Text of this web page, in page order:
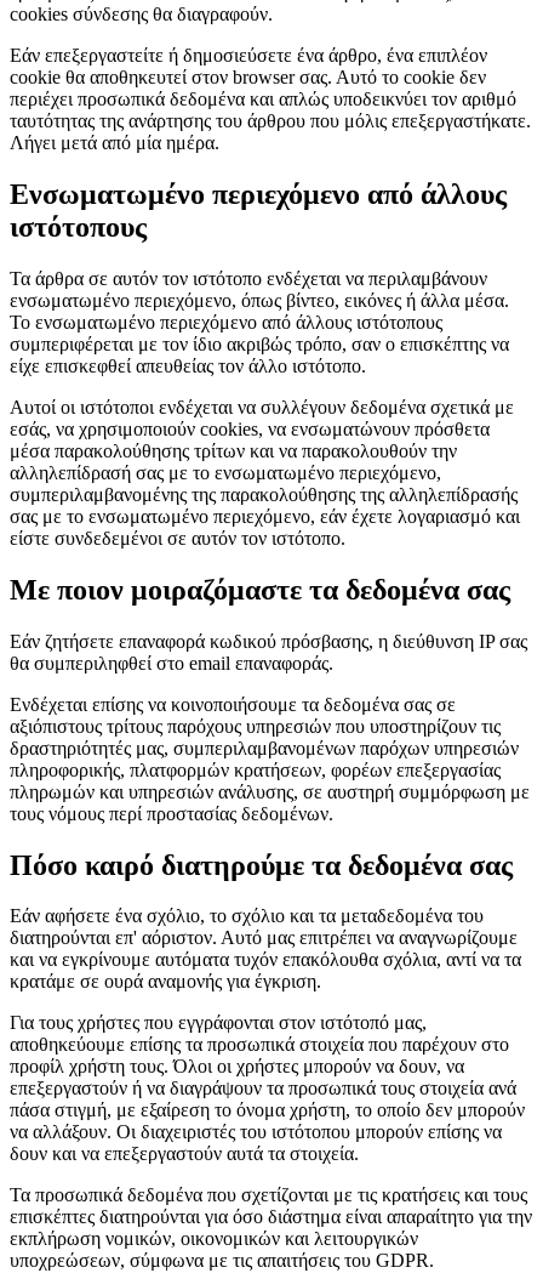
cookies σύνδεσης θα διαγραφούν.
Εάν επεξεργαστείτε ή δημοσιεύσετε ένα άρθρο, ένα επιπλέον
cookie θα αποθηκευτεί στον browser σας. Αυτό το cookie δεν
περιέχει προσωπικά δεδομένα και απλώς υποδεικνύει τον αριθμό
ταυτότητας της ανάρτησης του άρθρου που μόλις επεξεργαστήκατε.
Λήγει μετά από μία ημέρα.
Ενσωματωμένο περιεχόμενο από άλλους
ιστότοπους
Τα άρθρα σε αυτόν τον ιστότοπο ενδέχεται να περιλαμβάνουν
ενσωματωμένο περιεχόμενο, όπως βίντεο, εικόνες ή άλλα μέσα.
Το ενσωματωμένο περιεχόμενο από άλλους ιστότοπους
συμπεριφέρεται με τον ίδιο ακριβώς τρόπο, σαν ο επισκέπτης να
είχε επισκεφθεί απευθείας τον άλλο ιστότοπο.
Αυτοί οι ιστότοποι ενδέχεται να συλλέγουν δεδομένα σχετικά με
εσάς, να χρησιμοποιούν cookies, να ενσωματώνουν πρόσθετα
μέσα παρακολούθησης τρίτων και να παρακολουθούν την
αλληλεπίδρασή σας με το ενσωματωμένο περιεχόμενο,
συμπεριλαμβανομένης της παρακολούθησης της αλληλεπίδρασής
σας με το ενσωματωμένο περιεχόμενο, εάν έχετε λογαριασμό και
είστε συνδεδεμένοι σε αυτόν τον ιστότοπο.
Με ποιον μοιραζόμαστε τα δεδομένα σας
Εάν ζητήσετε επαναφορά κωδικού πρόσβασης, η διεύθυνση IP σας
θα συμπεριληφθεί στο email επαναφοράς.
Ενδέχεται επίσης να κοινοποιήσουμε τα δεδομένα σας σε
αξιόπιστους τρίτους παρόχους υπηρεσιών που υποστηρίζουν τις
δραστηριότητές μας, συμπεριλαμβανομένων παρόχων υπηρεσιών
πληροφορικής, πλατφορμών κρατήσεων, φορέων επεξεργασίας
πληρωμών και υπηρεσιών ανάλυσης, σε αυστηρή συμμόρφωση με
τους νόμους περί προστασίας δεδομένων.
Πόσο καιρό διατηρούμε τα δεδομένα σας
Εάν αφήσετε ένα σχόλιο, το σχόλιο και τα μεταδεδομένα του
διατηρούνται επ' αόριστον. Αυτό μας επιτρέπει να αναγνωρίζουμε
και να εγκρίνουμε αυτόματα τυχόν επακόλουθα σχόλια, αντί να τα
κρατάμε σε ουρά αναμονής για έγκριση.
Για τους χρήστες που εγγράφονται στον ιστότοπό μας,
αποθηκεύουμε επίσης τα προσωπικά στοιχεία που παρέχουν στο
προφίλ χρήστη τους. Όλοι οι χρήστες μπορούν να δουν, να
επεξεργαστούν ή να διαγράψουν τα προσωπικά τους στοιχεία ανά
πάσα στιγμή, με εξαίρεση το όνομα χρήστη, το οποίο δεν μπορούν
να αλλάξουν. Οι διαχειριστές του ιστότοπου μπορούν επίσης να
δουν και να επεξεργαστούν αυτά τα στοιχεία.
Τα προσωπικά δεδομένα που σχετίζονται με τις κρατήσεις και τους
επισκέπτες διατηρούνται για όσο διάστημα είναι απαραίτητο για την
εκπλήρωση νομικών, οικονομικών και λειτουργικών
υποχρεώσεων, σύμφωνα με τις απαιτήσεις του GDPR.